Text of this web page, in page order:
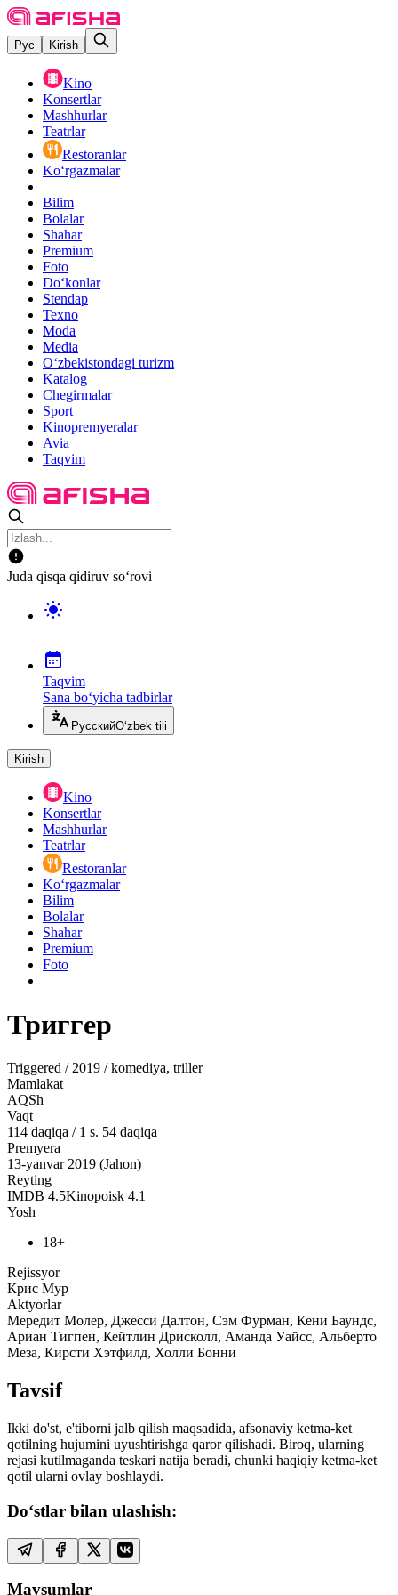
Рус Kirish
Kino
Konsertlar
Mashhurlar
Teatrlar
Restoranlar
Ko‘rgazmalar
Bilim
Bolalar
Shahar
Premium
Foto
Do‘konlar
Stendap
Texno
Moda
Media
O‘zbekistondagi turizm
Katalog
Chegirmalar
Sport
Kinopremyeralar
Avia
Taqvim
Juda qisqa qidiruv so‘rovi
Taqvim
Sana bo‘yicha tadbirlar
РусскийO‘zbek tili
Kirish
Kino
Konsertlar
Mashhurlar
Teatrlar
Restoranlar
Ko‘rgazmalar
Bilim
Bolalar
Shahar
Premium
Foto
Триггер
Triggered / 2019 / komediya, triller
Mamlakat
AQSh
Vaqt
114 daqiqa / 1 s. 54 daqiqa
Premyera
13-yanvar 2019 (Jahon)
Reyting
IMDB 4.5Kinopoisk 4.1
Yosh
18+
Rejissyor
Крис Мур
Aktyorlar
Мередит Молер, Джесси Далтон, Сэм Фурман, Кени Баундс,
Ариан Тигпен, Кейтлин Дрисколл, Аманда Уайсс, Альберто
Меза, Кирсти Хэтфилд, Холли Бонни
Tavsif
Ikki do'st, e'tiborni jalb qilish maqsadida, afsonaviy ketma-ket
qotilning hujumini uyushtirishga qaror qilishadi. Biroq, ularning
rejasi kutilmaganda teskari natija beradi, chunki haqiqiy ketma-ket
qotil ularni ovlay boshlaydi.
Do‘stlar bilan ulashish:
Mavsumlar